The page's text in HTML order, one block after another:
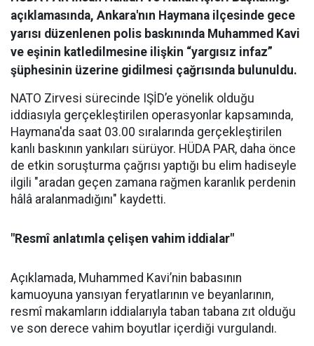
açıklamasında, Ankara'nın Haymana ilçesinde gece
yarısı düzenlenen polis baskınında Muhammed Kavi
ve eşinin katledilmesine ilişkin “yargısız infaz”
şüphesinin üzerine gidilmesi çağrısında bulunuldu.
NATO Zirvesi sürecinde IŞİD’e yönelik olduğu
iddiasıyla gerçekleştirilen operasyonlar kapsamında,
Haymana'da saat 03.00 sıralarında gerçekleştirilen
kanlı baskının yankıları sürüyor. HÜDA PAR, daha önce
de etkin soruşturma çağrısı yaptığı bu elim hadiseyle
ilgili "aradan geçen zamana rağmen karanlık perdenin
hâlâ aralanmadığını" kaydetti.
"Resmî anlatımla çelişen vahim iddialar"
Açıklamada, Muhammed Kavi’nin babasının
kamuoyuna yansıyan feryatlarının ve beyanlarının,
resmî makamların iddialarıyla taban tabana zıt olduğu
ve son derece vahim boyutlar içerdiği vurgulandı.